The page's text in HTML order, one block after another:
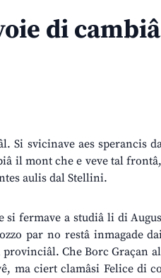
di
Si svicinave aes sperancis
il mont che e veve tal
aulis dal Stellini.
fermave a studiâ li di
par no restâ inmagade
Che Borc Graçan
ma ciert clamâsi Felice di